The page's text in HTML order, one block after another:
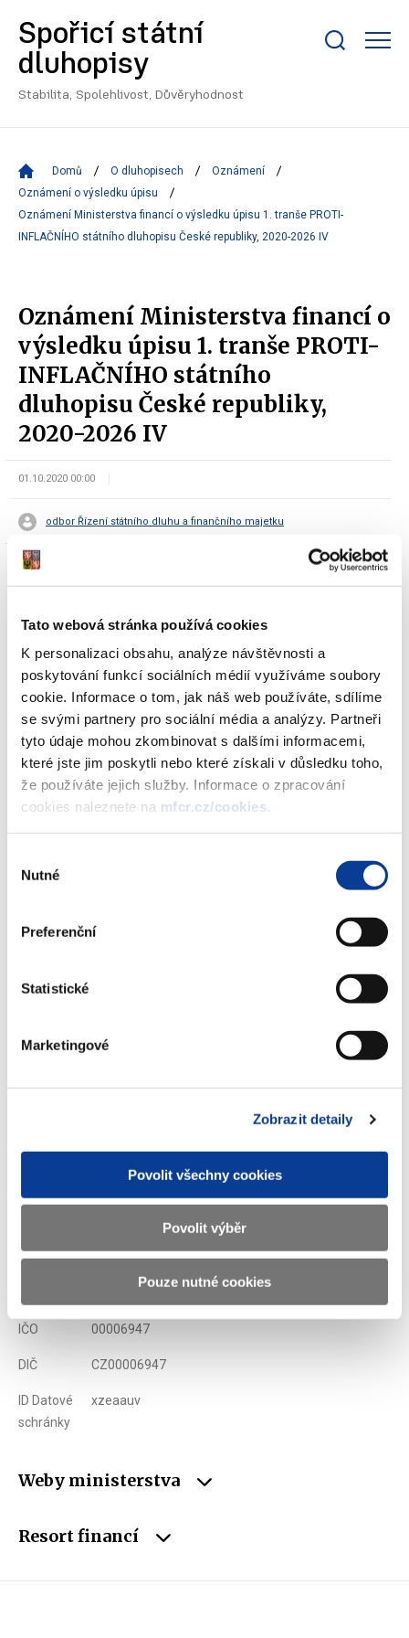
Tato webová stránka používá cookies
K personalizaci obsahu, analýze návštěvnosti a
poskytování funkcí sociálních médií využíváme soubory
cookie. Informace o tom, jak náš web používáte, sdílíme
se svými partnery pro sociální média a analýzy. Partneři
tyto údaje mohou zkombinovat s dalšími informacemi,
které jste jim poskytli nebo které získali v důsledku toho,
že používáte jejich služby. Informace o zpracování
cookies naleznete na mfcr.cz/cookies.
souhlasu
Nutné
Preferenční
Statistické
Marketingové
Zobrazit detaily
Povolit všechny cookies
Povolit výběr
Pouze nutné cookies
Spořicí státní
dluhopisy
Stabilita, Spolehlivost, Důvěryhodnost
Domů O dluhopisech
Oznámení
Oznámení o výsledku úpisu
Oznámení Ministerstva financí o výsledku úpisu 1. tranše PROTI-
INFLAČNÍHO státního dluhopisu České republiky, 2020-2026 IV
Oznámení Ministerstva financí o
výsledku úpisu 1. tranše PROTI-
INFLAČNÍHO státního
dluhopisu České republiky,
2020-2026 IV
01.10.2020 00:00
odbor Řízení státního dluhu a finančního majetku
Dokumenty ke stažení
Oznámení Ministerstva financí o
výsledku úpisu 1. tranše PROTI-
INFLAČNÍHO státního dluhopisu České
republiky, 2020-2026 IV
(380 kB)
Zobrazeno20 × Doporučeno36 ×
Ministerstvo financí ČR
Letenská 15, 118 10 Praha
Telefon +420 257 041 111
IČO 00006947
DIČ CZ00006947
ID Datové
schránky
xzeaauv
Weby ministerstva
Resort financí